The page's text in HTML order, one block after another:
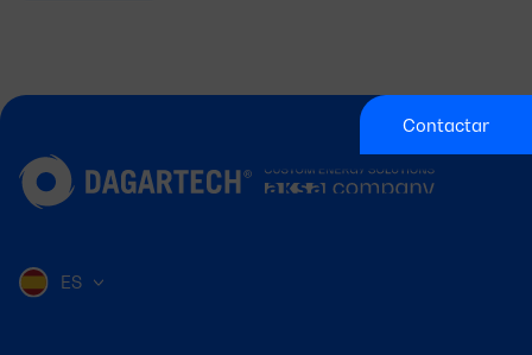
Contactar
ES